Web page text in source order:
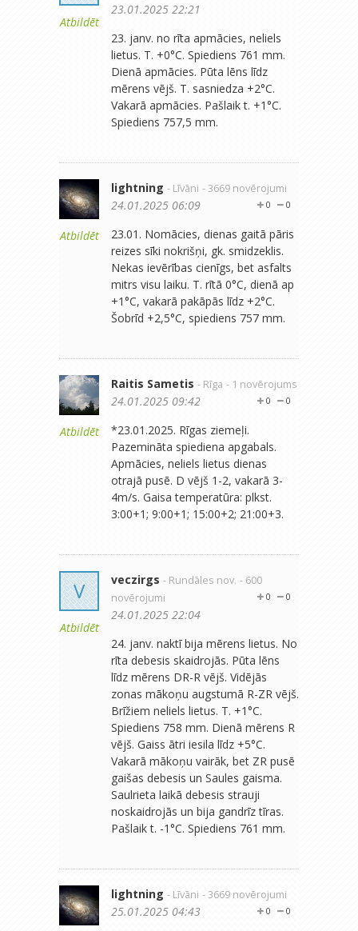
Atbildēt
23.01.2025 22:21
23. janv. no rīta apmācies, neliels
lietus. T. +0°C. Spiediens 761 mm.
Dienā apmācies. Pūta lēns līdz
mērens vējš. T. sasniedza +2°C.
Vakarā apmācies. Pašlaik t. +1°C.
Spiediens 757,5 mm.
Atbildēt
lightning - Līvāni - 3669 novērojumi
0
0
24.01.2025 06:09
23.01. Nomācies, dienas gaitā pāris
reizes sīki nokrišņi, gk. smidzeklis.
Nekas ievērības cienīgs, bet asfalts
mitrs visu laiku. T. rītā 0°C, dienā ap
+1°C, vakarā pakāpās līdz +2°C.
Šobrīd +2,5°C, spiediens 757 mm.
Atbildēt
Raitis Sametis - Rīga - 1 novērojums
0
0
24.01.2025 09:42
*23.01.2025. Rīgas ziemeļi.
Pazemināta spiediena apgabals.
Apmācies, neliels lietus dienas
otrajā pusē. D vējš 1-2, vakarā 3-
4m/s. Gaisa temperatūra: plkst.
3:00+1; 9:00+1; 15:00+2; 21:00+3.
V
Atbildēt
veczirgs - Rundāles nov. - 600
novērojumi
0
0
24.01.2025 22:04
24. janv. naktī bija mērens lietus. No
rīta debesis skaidrojās. Pūta lēns
līdz mērens DR-R vējš. Vidējās
zonas mākoņu augstumā R-ZR vējš.
Brīžiem neliels lietus. T. +1°C.
Spiediens 758 mm. Dienā mērens R
vējš. Gaiss ātri iesila līdz +5°C.
Vakarā mākoņu vairāk, bet ZR pusē
gaišas debesis un Saules gaisma.
Saulrieta laikā debesis strauji
noskaidrojās un bija gandrīz tīras.
Pašlaik t. -1°C. Spiediens 761 mm.
lightning - Līvāni - 3669 novērojumi
0
0
25.01.2025 04:43